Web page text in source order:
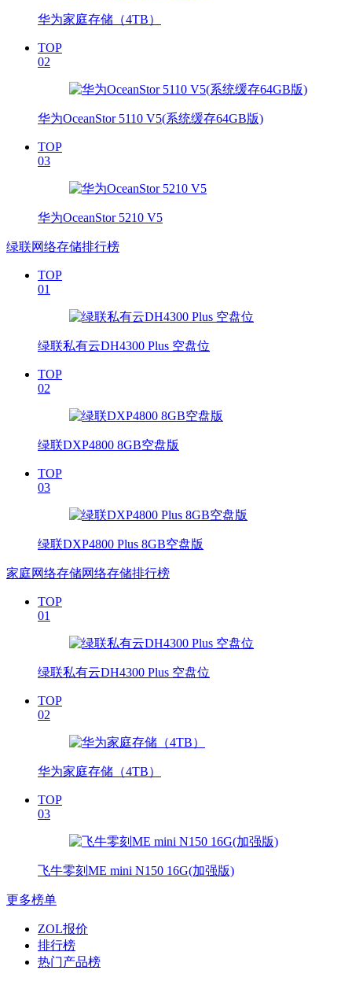
华为家庭存储（4TB）
TOP
02
华为OceanStor 5110 V5(系统缓存64GB版)
TOP
03
华为OceanStor 5210 V5
绿联网络存储排行榜
TOP
01
绿联私有云DH4300 Plus 空盘位
TOP
02
绿联DXP4800 8GB空盘版
TOP
03
绿联DXP4800 Plus 8GB空盘版
家庭网络存储网络存储排行榜
TOP
01
绿联私有云DH4300 Plus 空盘位
TOP
02
华为家庭存储（4TB）
TOP
03
飞牛零刻ME mini N150 16G(加强版)
更多榜单
ZOL报价
排行榜
热门产品榜